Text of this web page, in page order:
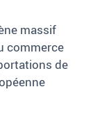
massif
commerce
de